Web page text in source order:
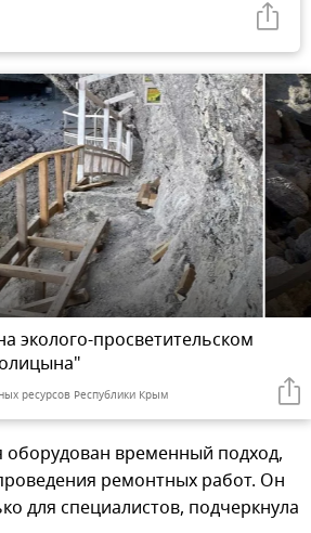
эколого-просветительском
ресурсов Республики Крым
временный подход,
ремонтных работ. Он
для специалистов, подчеркнула